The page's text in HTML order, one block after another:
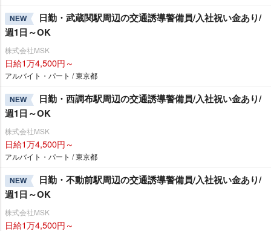
NEW
日勤・武蔵関駅周辺の交通誘導警備員/入社祝い金あり/
週1日～OK
株式会社MSK
日給1万4,500円～
アルバイト・パート / 東京都
NEW
日勤・西調布駅周辺の交通誘導警備員/入社祝い金あり/
週1日～OK
株式会社MSK
日給1万4,500円～
アルバイト・パート / 東京都
NEW
日勤・不動前駅周辺の交通誘導警備員/入社祝い金あり/
週1日～OK
株式会社MSK
日給1万4,500円～